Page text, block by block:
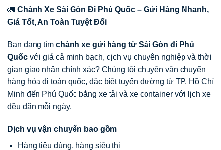
🚛 Chành Xe Sài Gòn Đi Phú Quốc – Gửi Hàng Nhanh,
Giá Tốt, An Toàn Tuyệt Đối
Bạn đang tìm chành xe gửi hàng từ Sài Gòn đi Phú
Quốc với giá cả minh bạch, dịch vụ chuyên nghiệp và thời
gian giao nhận chính xác? Chúng tôi chuyên vận chuyển
hàng hóa đi toàn quốc, đặc biệt tuyến đường từ TP. Hồ Chí
Minh đến Phú Quốc bằng xe tải và xe container với lịch xe
đều đặn mỗi ngày.
Dịch vụ vận chuyển bao gồm
Hàng tiêu dùng, hàng siêu thị